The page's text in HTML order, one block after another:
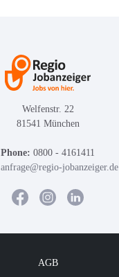
Welfenstr. 22
81541 München
Phone: 0800 - 4161411
anfrage@regio-jobanzeiger.de
AGB